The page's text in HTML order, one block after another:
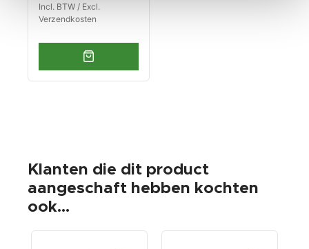
Incl. BTW / Excl.
Verzendkosten
Klanten die dit product
aangeschaft hebben kochten
ook...